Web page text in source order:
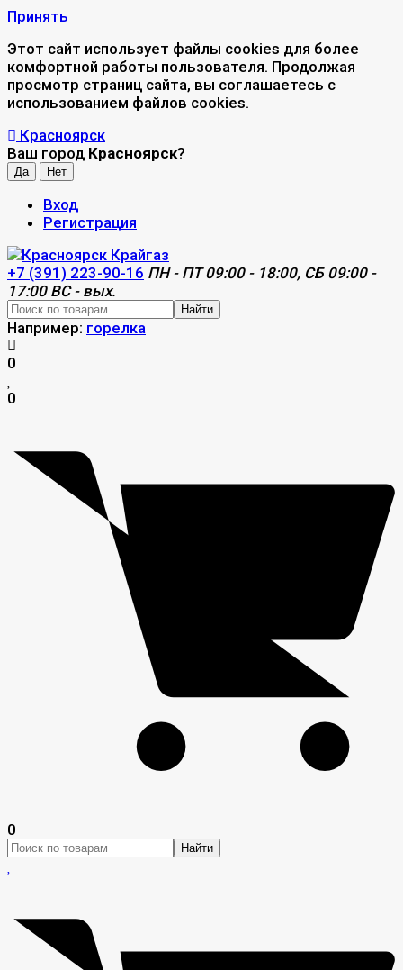
Принять
Этот сайт использует файлы cookies для более
комфортной работы пользователя. Продолжая
просмотр страниц сайта, вы соглашаетесь с
использованием файлов cookies.
Красноярск
Ваш город Красноярск?
Вход
Регистрация
+7 (391) 223-90-16 ПН - ПТ 09:00 - 18:00, СБ 09:00 -
17:00 ВС - вых.
Найти
Например: горелка
0
0
0
Найти